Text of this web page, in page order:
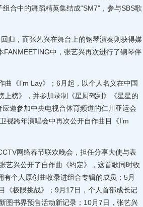
合中的舞蹈精英集结成“SM7”，参与SBS歌
，而张艺兴在舞台上的钢琴演奏则获得媒
中，张艺兴再次进行了钢琴伴
《I’m Lay》；6月起，以个人名义在中国
上榜》，并参加录制《星厨驾到》《星星的
邀参加中央电视台体育频道的仁川亚运会
视跨年演唱会中再次公开自作曲目《I’m
网络春节联欢晚会，担任分享大使与表
艺兴公开了自作曲《约定》，这首歌同时收
个人原创曲收录进组合专辑的成员；5月
《极限挑战》；9月17日，个人首部成长记
图书界预售活动新记录；10月7日，张艺兴